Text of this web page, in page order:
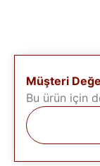
Müşteri
Bu ürün için